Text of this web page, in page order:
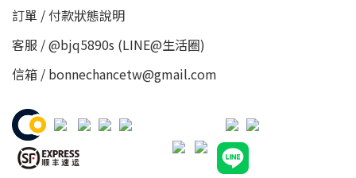
訂單 / 付款狀態說明
客服 /@bjq5890s (LINE@生活圈)
信箱 / bonnechancetw@gmail.com